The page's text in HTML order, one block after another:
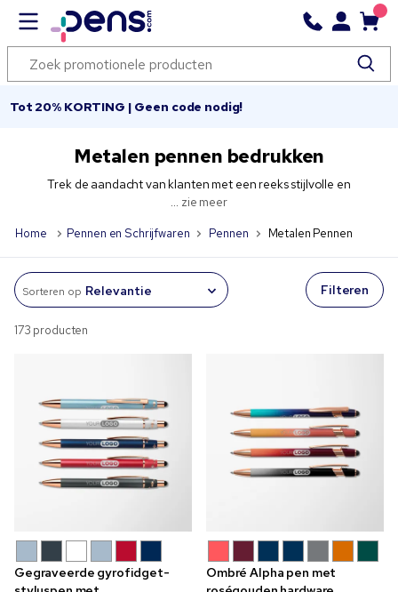
Tot 20% KORTING | Geen code nodig!
Metalen pennen bedrukken
Trek de aandacht van klanten met een reeks stijlvolle en
... zie meer
Home Pennen en Schrijfwaren Pennen Metalen Pennen
Sorteren op Filteren
173 producten
Gegraveerde gyrofidget-
Ombré Alpha pen met